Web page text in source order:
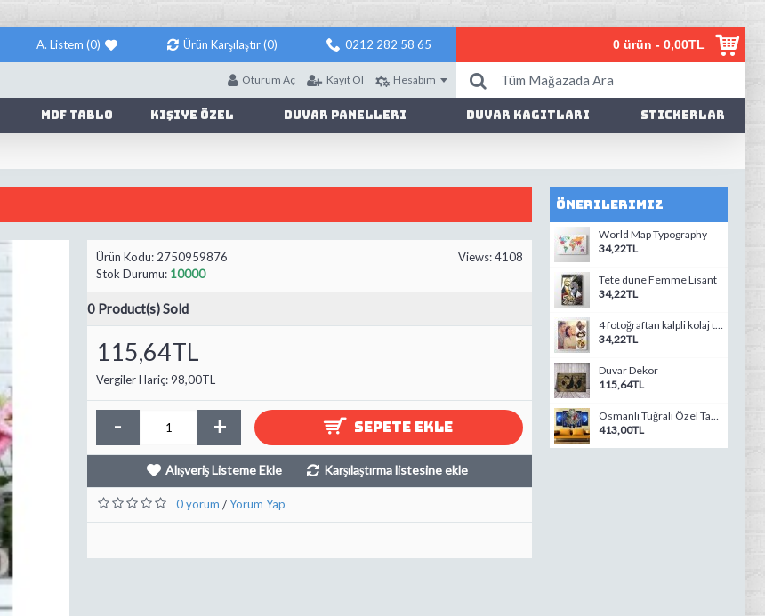
A. Listem (0) Ürün Karşılaştır (0) 0212 282 58 65 0 ürün - 0,00TL
Oturum Aç Kayıt Ol Hesabım
Mdf Tablo Kişiye Özel Duvar Panelleri Duvar Kagıtları Stickerlar
Önerilerimiz
World Map Typography
34,22TL
Tete dune Femme Lisant
34,22TL
4 fotoğraftan kalpli kolaj tablo
34,22TL
Duvar Dekor
115,64TL
Osmanlı Tuğralı Özel Tasarım Kanvas Tablo-07
413,00TL
Views: 4108
Ürün Kodu: 2750959876
Stok Durumu: 10000
0 Product(s) Sold
115,64TL
Vergiler Hariç:98,00TL
- + SEPETE EKLE
Alışveriş Listeme Ekle Karşılaştırma listesine ekle
0 yorum /Yorum Yap